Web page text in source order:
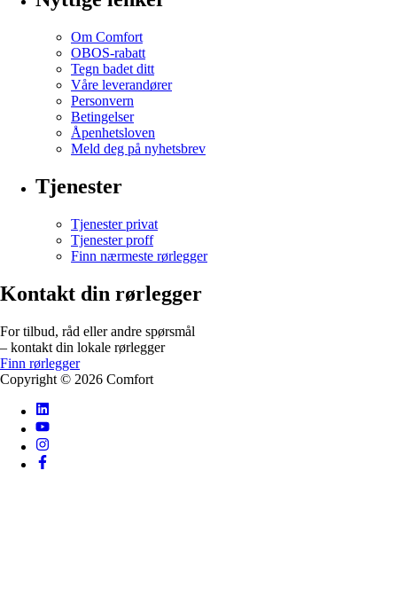
Om Comfort
OBOS-rabatt
Tegn badet ditt
Våre leverandører
Personvern
Betingelser
Åpenhetsloven
Meld deg på nyhetsbrev
Tjenester
Tjenester privat
Tjenester proff
Finn nærmeste rørlegger
Kontakt din rørlegger
For tilbud, råd eller andre spørsmål
– kontakt din lokale rørlegger
Finn rørlegger
Copyright © 2026 Comfort